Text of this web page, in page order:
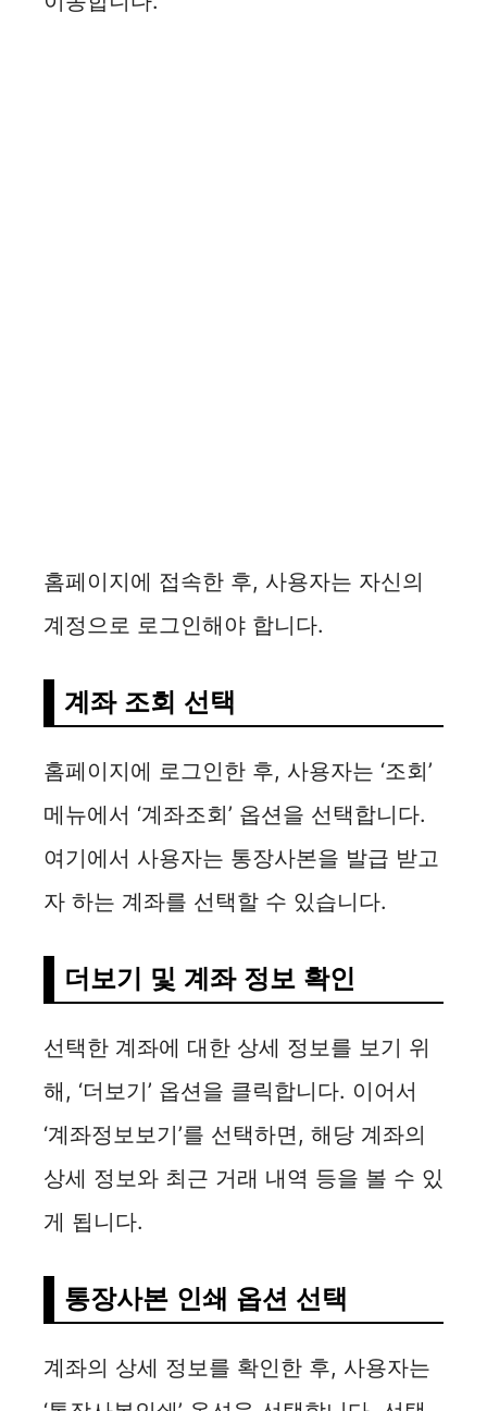
홈페이지에 접속한 후, 사용자는 자신의
계정으로 로그인해야 합니다.
계좌 조회 선택
홈페이지에 로그인한 후, 사용자는 ‘조회’
메뉴에서 ‘계좌조회’ 옵션을 선택합니다.
여기에서 사용자는 통장사본을 발급 받고
자 하는 계좌를 선택할 수 있습니다.
더보기 및 계좌 정보 확인
선택한 계좌에 대한 상세 정보를 보기 위
해, ‘더보기’ 옵션을 클릭합니다. 이어서
‘계좌정보보기’를 선택하면, 해당 계좌의
상세 정보와 최근 거래 내역 등을 볼 수 있
게 됩니다.
통장사본 인쇄 옵션 선택
계좌의 상세 정보를 확인한 후, 사용자는